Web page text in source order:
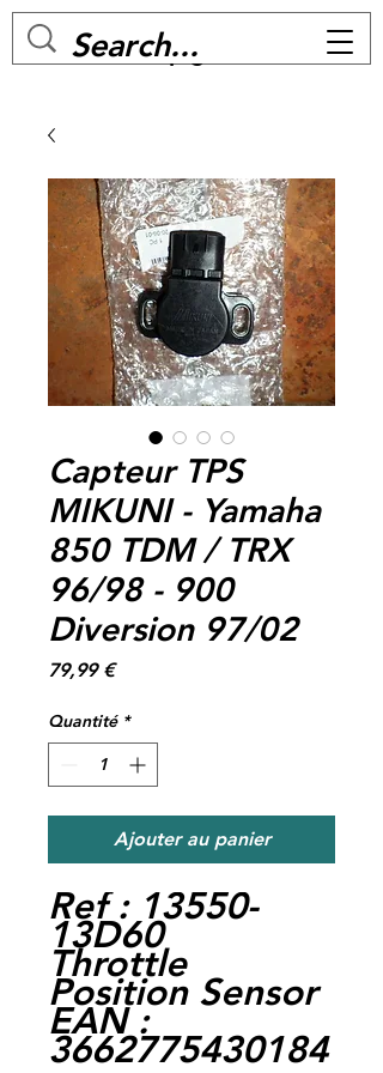
MC BIKE Perpignan
Capteur TPS
MIKUNI - Yamaha
850 TDM / TRX
96/98 - 900
Diversion 97/02
79,99 €Prix
Quantité *
Ajouter au panier
Ref : 13550-
13D60
Throttle
Position Sensor
EAN :
3662775430184